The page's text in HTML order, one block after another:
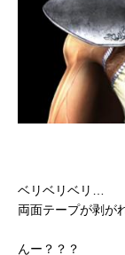
ベリベリベリ…
両面テープが剥が
んー？？？